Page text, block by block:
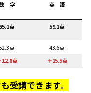
学 英 語
65.1点 59.1点
52.3点
43.6点
12.8点 ＋15.5点
受講できます。